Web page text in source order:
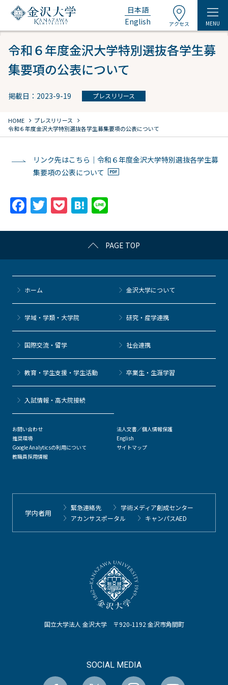
日本語
English
アクセス MENU
令和６年度金沢大学特別選抜各学生募
集要項の公表について
掲載日：2023-9-19 プレスリリース
HOME chevron_right プレスリリース chevron_right
令和６年度金沢大学特別選抜各学生募集要項の公表について
リンク先はこちら｜令和６年度金沢大学特別選抜各学生募
集要項の公表について
F
c
e
b
o
o
k
T
itt
er
P
c
k
et
H
e
n
a
e
PAGE TOP
国立大学法人 金沢大学 〒920-1192 金沢市角間町
SOCIAL MEDIA
ホーム 金沢大学について
学域・学類・大学院 研究・産学連携
国際交流・留学 社会連携
教育・学生支援・学生活動 卒業生・生涯学習
⼊試情報・高大院接続
お問い合わせ
推奨環境
Google Analyticsの利用について
教職員採用情報
法人文書／個人情報保護
English
サイトマップ
学内者用
緊急連絡先
学術メディア創成センター
アカンサスポータル
キャンパスAED